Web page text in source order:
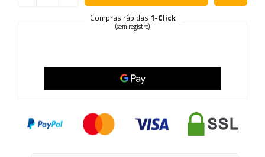
Compras rápidas 1-Click
(sem registro)